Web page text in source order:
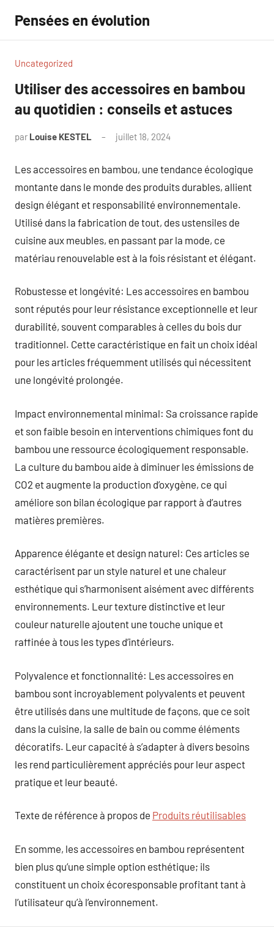
contenu
Pensées en évolution
Uncategorized
Utiliser des accessoires en bambou
au quotidien : conseils et astuces
par Louise KESTEL juillet 18, 2024
Les accessoires en bambou, une tendance écologique
montante dans le monde des produits durables, allient
design élégant et responsabilité environnementale.
Utilisé dans la fabrication de tout, des ustensiles de
cuisine aux meubles, en passant par la mode, ce
matériau renouvelable est à la fois résistant et élégant.
Robustesse et longévité: Les accessoires en bambou
sont réputés pour leur résistance exceptionnelle et leur
durabilité, souvent comparables à celles du bois dur
traditionnel. Cette caractéristique en fait un choix idéal
pour les articles fréquemment utilisés qui nécessitent
une longévité prolongée.
Impact environnemental minimal: Sa croissance rapide
et son faible besoin en interventions chimiques font du
bambou une ressource écologiquement responsable.
La culture du bambou aide à diminuer les émissions de
CO2 et augmente la production d’oxygène, ce qui
améliore son bilan écologique par rapport à d’autres
matières premières.
Apparence élégante et design naturel: Ces articles se
caractérisent par un style naturel et une chaleur
esthétique qui s’harmonisent aisément avec différents
environnements. Leur texture distinctive et leur
couleur naturelle ajoutent une touche unique et
raffinée à tous les types d’intérieurs.
Polyvalence et fonctionnalité: Les accessoires en
bambou sont incroyablement polyvalents et peuvent
être utilisés dans une multitude de façons, que ce soit
dans la cuisine, la salle de bain ou comme éléments
décoratifs. Leur capacité à s’adapter à divers besoins
les rend particulièrement appréciés pour leur aspect
pratique et leur beauté.
Texte de référence à propos de Produits réutilisables
En somme, les accessoires en bambou représentent
bien plus qu’une simple option esthétique; ils
constituent un choix écoresponsable profitant tant à
l’utilisateur qu’à l’environnement.